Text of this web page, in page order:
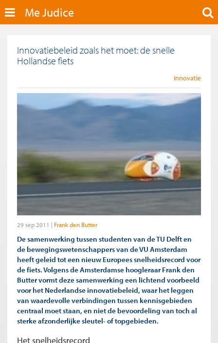
Me Judice
Innovatiebeleid zoals het moet: de snelle
Hollandse fiets
Innovatie
29 sep 2011 Frank den Butter
De samenwerking tussen studenten van de TU Delft en
de bewegingswetenschappers van de VU Amsterdam
heeft geleid tot een nieuw Europees snelheidsrecord voor
de fiets. Volgens de Amsterdamse hoogleraar Frank den
Butter vormt deze samenwerking een lichtend voorbeeld
voor het Nederlandse innovatiebeleid, waar het leggen
van waardevolle verbindingen tussen kennisgebieden
centraal moet staan, en niet de bevoordeling van toch al
sterke afzonderlijke sleutel- of topgebieden.
Het snelheidsrecord